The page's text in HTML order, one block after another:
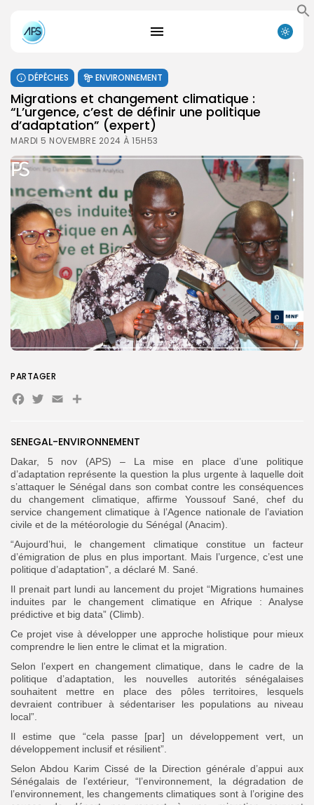
for:
FR
DÉPÊCHES ENVIRONNEMENT
Migrations et changement climatique :
“L’urgence, c’est de définir une politique
d’adaptation” (expert)
MARDI 5 NOVEMBRE 2024 À 15H53
SENEGAL-ENVIRONNEMENT
Dakar, 5 nov (APS) – La mise en place d’une politique
d’adaptation représente la question la plus urgente à laquelle doit
s’attaquer le Sénégal dans son combat contre les conséquences
du changement climatique, affirme Youssouf Sané, chef du
service changement climatique à l’Agence nationale de l’aviation
civile et de la météorologie du Sénégal (Anacim).
“Aujourd’hui, le changement climatique constitue un facteur
d’émigration de plus en plus important. Mais l’urgence, c’est une
politique d’adaptation”, a déclaré M. Sané.
Il prenait part lundi au lancement du projet “Migrations humaines
induites par le changement climatique en Afrique : Analyse
prédictive et big data” (Climb).
Ce projet vise à développer une approche holistique pour mieux
comprendre le lien entre le climat et la migration.
Selon l’expert en changement climatique, dans le cadre de la
politique d’adaptation, les nouvelles autorités sénégalaises
souhaitent mettre en place des pôles territoires, lesquels
devraientcontribuer à sédentariser les populations au niveau
local”.
Il estime que “cela passe [par] un développement vert, un
développement inclusif et résilient”.
Selon Abdou Karim Cissé de la Direction générale d’appui aux
Sénégalais de l’extérieur, “l’environnement, la dégradation de
l’environnement, les changements climatiques sont à l’origine des
PARTAGER
Facebook
Twitter
EmailPartager